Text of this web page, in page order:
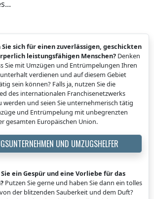
sich für einen zuverlässigen, geschickten
leistungsfähigen Menschen? Denken
Sie mit Umzügen und Entrümpelungen Ihren
verdienen und auf diesem Gebiet
sein können? Falls ja, nutzen Sie die
des internationalen Franchisenetzwerks
werden und seien Sie unternehmerisch tätig
und Entrümpelung mit unbegrenzten
gesamten Europäischen Union.
UND UMZUGSHELFER
ein Gespür und eine Vorliebe für das
Putzen Sie gerne und haben Sie dann ein tolles
der blitzenden Sauberkeit und dem Duft?